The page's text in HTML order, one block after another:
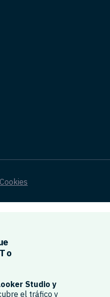
Cookies
o
Studio y
el tráfico y